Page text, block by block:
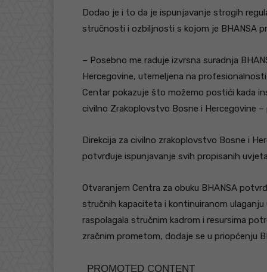
Dodao je i to da je ispunjavanje strogih
stručnosti i ozbiljnosti s kojom je BHANSA
– Posebno me raduje izvrsna suradnja
Hercegovine, utemeljena na
Centar pokazuje što možemo postići kada
civilno Zrakoplovstvo Bosne i Hercegovine –
Direkcija za civilno zrakoplovstvo Bosne i
potvrđuje ispunjavanje svih propisanih
Otvaranjem Centra za obuku BHANSA
stručnih kapaciteta i kontinuiranom
raspolagala stručnim kadrom i resursima
zračnim prometom, dodaje se u priopćenju